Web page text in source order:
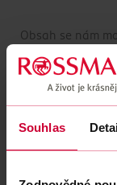
Souhlas
Obsah se nám